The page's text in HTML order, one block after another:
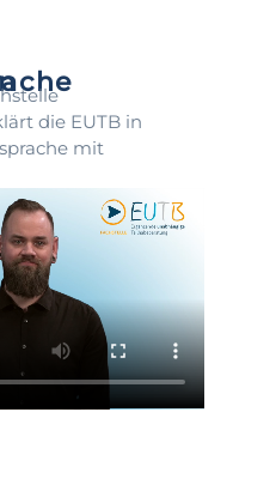
die EUTB in
mit